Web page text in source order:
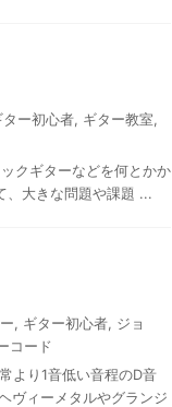
ター初心者, ギター教室,
クギターなどを何とかか
、大きな問題や課題 ...
, ギター初心者, ジョ
コード
より1音低い音程のD音
ヴィーメタルやグランジ